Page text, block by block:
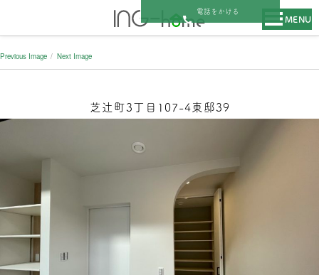
MENU
Previous Image Next Image
芝辻町3丁目107-4東邸39
電話をかける